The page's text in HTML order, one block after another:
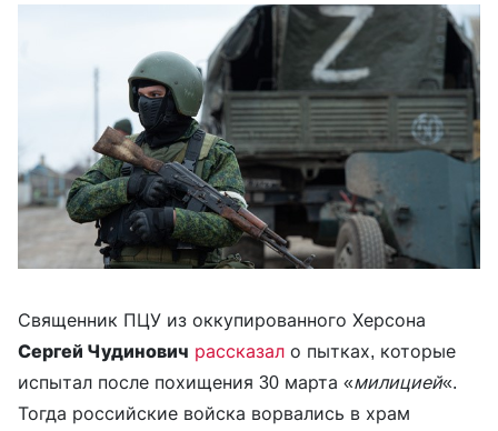
Священник ПЦУ из оккупированного Херсона
Сергей Чудинович рассказал о пытках, которые
испытал после похищения 30 марта «милицией«.
Тогда российские войска ворвались в храм